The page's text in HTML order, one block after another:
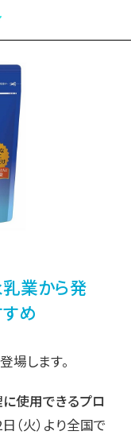
業から発
め
場します。
使用できるプロ
（火）より全国で